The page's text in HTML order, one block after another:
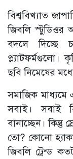
বিশ্ববিখ্যাত
জিবলি স্টুডিওর
বদলে দিচ্ছে
প্ল্যাটফর্মগুলো।
ছবি নিমেষের
সমাজিক
সবাই। সবাই
বানাচ্ছেন।
তো? কোনো
জিবলি ট্রেন্ড